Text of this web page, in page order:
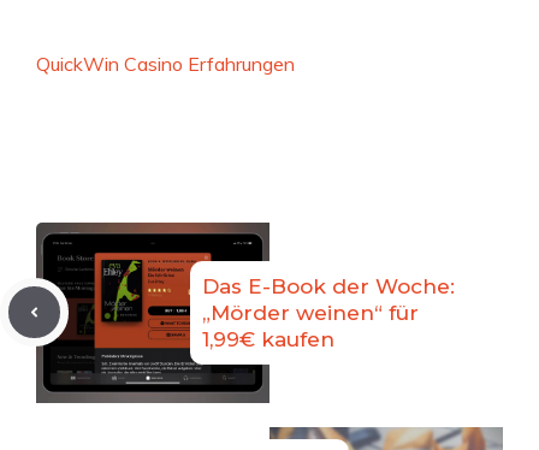
QuickWin Casino Erfahrungen
Das E-Book der Woche:
„Mörder weinen“ für
1,99€ kaufen